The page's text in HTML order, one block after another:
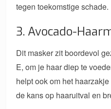
tegen toekomstige schade.
3. Avocado-
Dit masker zit boordevol
E, om je haar diep te
helpt ook om het
de kans op haaruitval en